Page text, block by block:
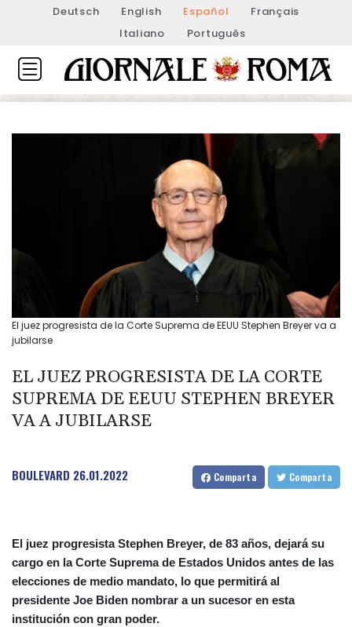
Deutsch English Español
Français
Italiano
Português
El juez progresista de la Corte Suprema de EEUU Stephen Breyer va a
jubilarse
EL JUEZ PROGRESISTA DE LA CORTE
SUPREMA DE EEUU STEPHEN BREYER
VA A JUBILARSE
BOULEVARD 26.01.2022 Comparta Comparta
El juez progresista Stephen Breyer, de 83 años, dejará su
cargo en la Corte Suprema de Estados Unidos antes de las
elecciones de medio mandato, lo que permitirá al
presidente Joe Biden nombrar a un sucesor en esta
institución con gran poder.